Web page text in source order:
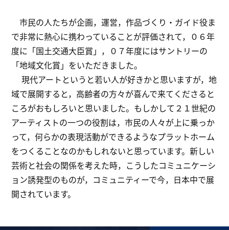
市民の人たちが企画，運営，作品づくり・ガイド役ま
で非常に熱心に携わっていることが評価されて，０６年
度に「国土交通大臣賞」，０７年度にはサントリーの
「地域文化賞」をいただきました。
現代アートというと若い人が好きかと思いますが，地
域で展開すると，高齢者の方々が喜んで来てくださると
ころがおもしろいと思いました。もしかして２１世紀の
アーティストの一つの役割は，市民の人々が上に乗っか
って，何らかの表現活動ができるようなプラットホーム
をつくることなのかもしれないと思っています。新しい
芸術と社会の関係を考えた時，こうしたコミュニケーシ
ョン誘発型のものが，コミュニティーで今，日本中で展
開されています。